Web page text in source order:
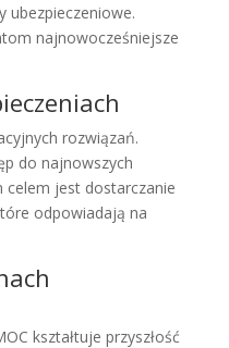
ubezpieczeniowe.
najnowocześniejsze
rozwiązań.
do najnowszych
jest dostarczanie
odpowiadają na
kształtuje przyszłość